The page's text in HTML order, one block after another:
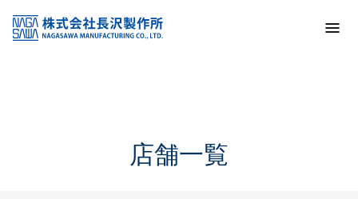
KSS加盟店・取扱店情報
店舗一覧
店舗一覧